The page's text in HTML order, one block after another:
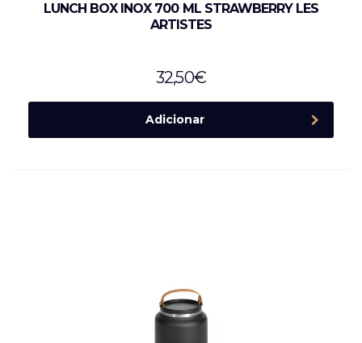
LUNCH BOX INOX 700 ML STRAWBERRY LES
ARTISTES
32,50€
Adicionar